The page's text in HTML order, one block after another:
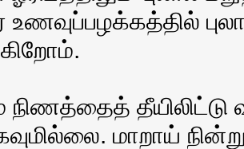
உணவுப்பழக்கத்தில்
நிணத்தைத்
மாறாய்